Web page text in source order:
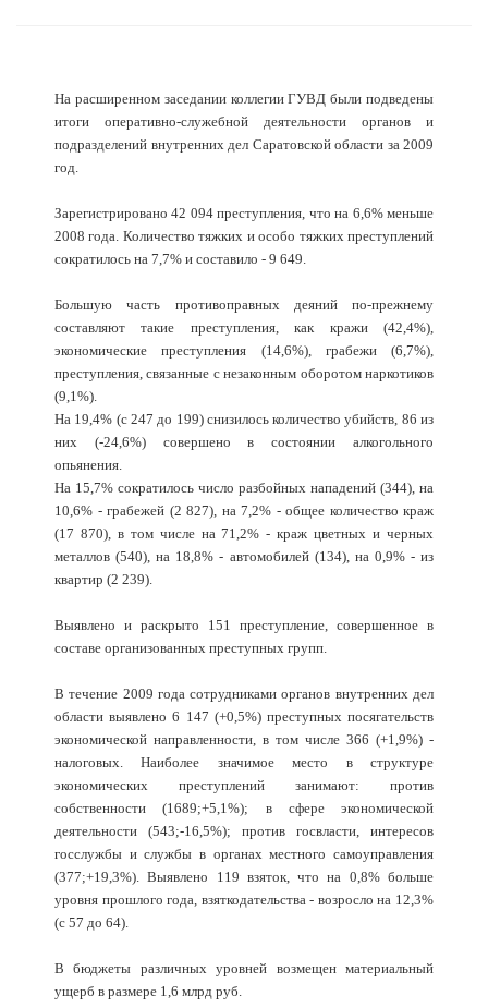
На расширенном заседании коллегии ГУВД были подведены
итоги оперативно-служебной деятельности органов и
подразделений внутренних дел Саратовской области за 2009
год.
Зарегистрировано 42 094 преступления, что на 6,6% меньше
2008 года. Количество тяжких и особо тяжких преступлений
сократилось на 7,7% и составило - 9 649.
Большую часть противоправных деяний по-прежнему
составляют такие преступления, как кражи (42,4%),
экономические преступления (14,6%), грабежи (6,7%),
преступления, связанные с незаконным оборотом наркотиков
(9,1%).
На 19,4% (с 247 до 199) снизилось количество убийств, 86 из
них (-24,6%) совершено в состоянии алкогольного
опьянения.
На 15,7% сократилось число разбойных нападений (344), на
10,6% - грабежей (2 827), на 7,2% - общее количество краж
(17 870), в том числе на 71,2% - краж цветных и черных
металлов (540), на 18,8% - автомобилей (134), на 0,9% - из
квартир (2 239).
Выявлено и раскрыто 151 преступление, совершенное в
составе организованных преступных групп.
В течение 2009 года сотрудниками органов внутренних дел
области выявлено 6 147 (+0,5%) преступных посягательств
экономической направленности, в том числе 366 (+1,9%) -
налоговых. Наиболее значимое место в структуре
экономических преступлений занимают: против
собственности (1689;+5,1%); в сфере экономической
деятельности (543;-16,5%); против госвласти, интересов
госслужбы и службы в органах местного самоуправления
(377;+19,3%). Выявлено 119 взяток, что на 0,8% больше
уровня прошлого года, взяткодательства - возросло на 12,3%
(с 57 до 64).
В бюджеты различных уровней возмещен материальный
ущерб в размере 1,6 млрд руб.